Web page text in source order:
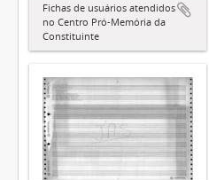
Fichas de usuários atendidos
no Centro Pró-Memória da
Constituinte